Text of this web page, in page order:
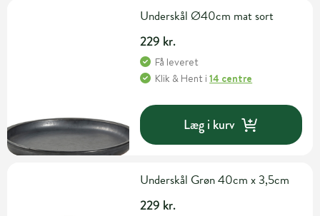
Underskål Ø40cm mat sort
229 kr.
Få leveret
Klik & Hent i14 centre
Læg i kurv
Underskål Grøn 40cm x 3,5cm
229 kr.